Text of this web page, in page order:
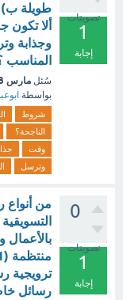
تصويتات
1
إجابة
طويلة
ألا تكون
وجذابة
المناسب
سُئل مارس 13
بواسطة
شروط
الناجحة؟
وقت
وترسل
0
تصويتات
1
إجابة
من أنواع
ترويجية
رسائل